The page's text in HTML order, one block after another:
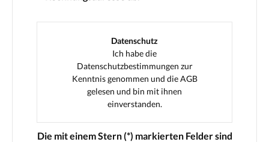
Datenschutz
Ich habe die
Datenschutzbestimmungen zur
Kenntnis genommen und dieAGB
gelesen und bin mit ihnen
einverstanden.
Die mit einem Stern (*) markierten Felder sind